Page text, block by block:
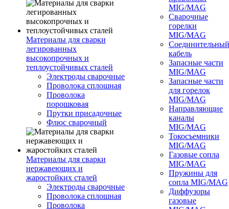
Материалы для сварки
легированных
высокопрочных и
теплоустойчивых сталей
Электроды сварочные
Проволока сплошная
Проволока
порошковая
Прутки присадочные
Флюс сварочный
Материалы для сварки
нержавеющих и
жаростойких сталей
Электроды сварочные
Проволока сплошная
Проволока
MIG/MAG
Сварочные
горелки
MIG/MAG
Соединительный
кабель
Запасные части
MIG/MAG
Запасные части
для горелок
MIG/MAG
Направляющие
каналы
MIG/MAG
Токосъемники
MIG/MAG
Газовые сопла
MIG/MAG
Пружины для
сопла MIG/MAG
Диффузоры
газовые